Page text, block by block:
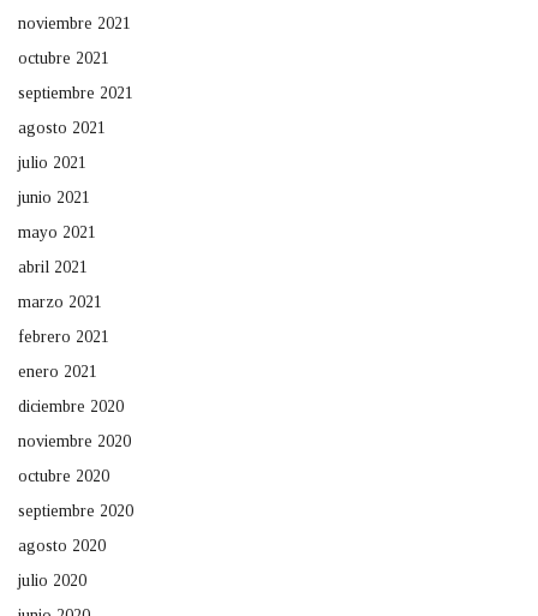
noviembre 2021
octubre 2021
septiembre 2021
agosto 2021
julio 2021
junio 2021
mayo 2021
abril 2021
marzo 2021
febrero 2021
enero 2021
diciembre 2020
noviembre 2020
octubre 2020
septiembre 2020
agosto 2020
julio 2020